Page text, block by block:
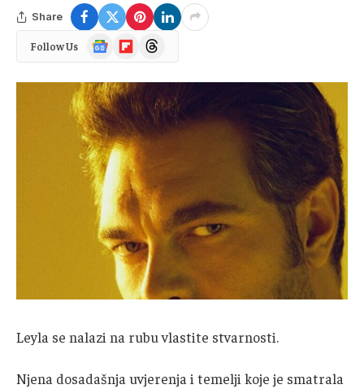
Share
Follow Us
Google
News
FlipboardThreads
Leyla se nalazi na rubu vlastite stvarnosti.
Njena dosadašnja uvjerenja i temelji koje je smatrala